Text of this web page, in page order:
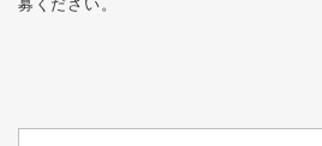
募ください。